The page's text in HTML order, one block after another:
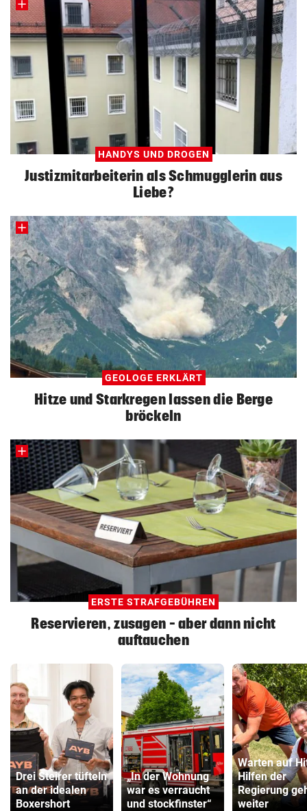
HANDYS UND DROGEN
Justizmitarbeiterin als Schmugglerin aus
Liebe?
GEOLOGE ERKLÄRT
Hitze und Starkregen lassen die Berge
bröckeln
ERSTE STRAFGEBÜHREN
Reservieren, zusagen – aber dann nicht
auftauchen
Drei Steirer tüfteln
an der idealen
Boxershort
„In der Wohnung
war es verraucht
und stockfinster“
Warten auf
Hilfen der
Regierung
weiter